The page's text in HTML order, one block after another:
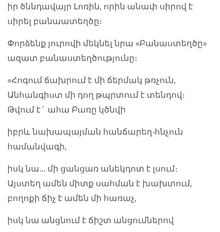
իր ծննդավայր Լոռին, որին անափ սիրով է
սիրել բանաատեղծը։
Փորձենք յուրովի մեկնել նրա «Բանաստեղծը»
ազատ բանաստեղծությունը։
«Հոգում ճախրում է մի ճերմակ թռչուն,
Անհանգիստ մի դող թպրտում է տենդով։
Թվում է` ահա Բառը կծնվի
իբրև նախապայման հանճարեղ-հնչուն
համանվագի,
իսկ նա… մի ցանցառ անեկդոտ է լսում։
Այստեղ ամեն միտք սահման է խախտում,
բողոքի ճիչ է ամեն մի հառաչ,
իսկ նա անցնում է ճիշտ անցումներով